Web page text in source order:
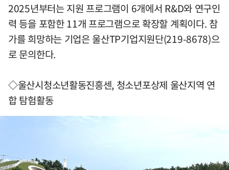
2025년부터는 지원 프로그램이 6개에서 R&D와 연구인
력 등을 포함한 11개 프로그램으로 확장할 계획이다. 참
가를 희망하는 기업은 울산TP기업지원단(219-8678)으
로 문의한다.
◇울산시청소년활동진흥센, 청소년포상제 울산지역 연
합 탐험활동